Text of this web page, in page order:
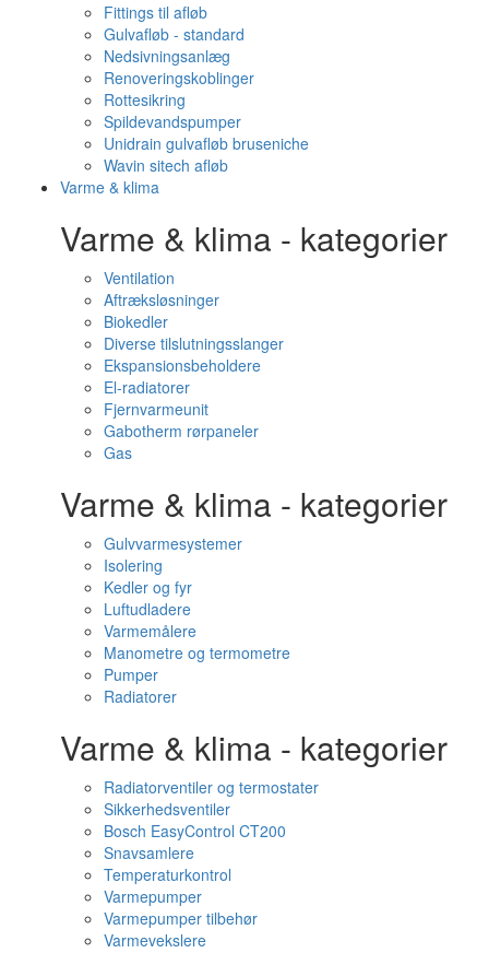
Fittings til afløb
Gulvafløb - standard
Nedsivningsanlæg
Renoveringskoblinger
Rottesikring
Spildevandspumper
Unidrain gulvafløb bruseniche
Wavin sitech afløb
Varme & klima
Varme & klima - kategorier
Ventilation
Aftræksløsninger
Biokedler
Diverse tilslutningsslanger
Ekspansionsbeholdere
El-radiatorer
Fjernvarmeunit
Gabotherm rørpaneler
Gas
Varme & klima - kategorier
Gulvvarmesystemer
Isolering
Kedler og fyr
Luftudladere
Varmemålere
Manometre og termometre
Pumper
Radiatorer
Varme & klima - kategorier
Radiatorventiler og termostater
Sikkerhedsventiler
Bosch EasyControl CT200
Snavsamlere
Temperaturkontrol
Varmepumper
Varmepumper tilbehør
Varmevekslere